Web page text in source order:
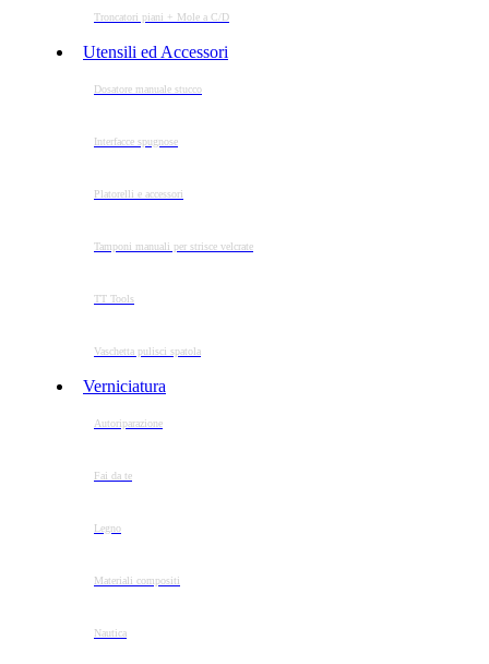
Troncatori piani + Mole a C/D
Utensili ed Accessori
Dosatore manuale stucco
Interfacce spugnose
Platorelli e accessori
Tamponi manuali per strisce velcrate
TT Tools
Vaschetta pulisci spatola
Verniciatura
Autoriparazione
Fai da te
Legno
Materiali compositi
Nautica